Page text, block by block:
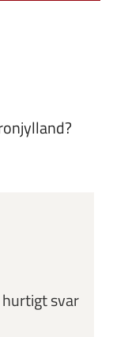
svar